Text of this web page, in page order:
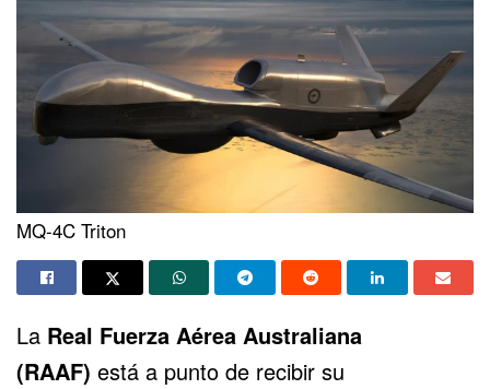
MQ-4C Triton
La Real Fuerza Aérea Australiana
(RAAF) está a punto de recibir su